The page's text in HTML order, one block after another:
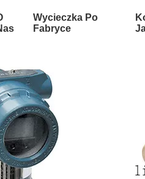
Wycieczka Po
Fabryce